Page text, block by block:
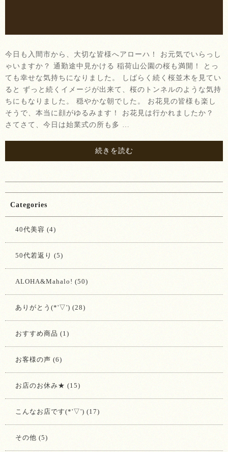
今日も入間市から、大切な皆様へアローハ！ お元気でいらっし
ゃいますか？ 通勤途中見かける 稲荷山公園の桜も満開！ とっ
ても幸せな気持ちになりました。 しばらく続く桜並木を見てい
ると ずっと続くイメージが出来て、桜のトンネルのような気持
ちにもなりました。 穏やかな朝でした。 お花見の皆様も楽し
そうで、本当に顔がゆるみます！ お花見は行かれましたか？
さてさて、今日は始業式の所も多 …
続きを読む
Categories
40代美容 (4)
50代若返り (5)
ALOHA&Mahalo! (50)
ありがとう(*'▽') (28)
おすすめ商品 (1)
お客様の声 (6)
お店のお休み★ (15)
こんなお店です(*'▽') (17)
その他 (5)